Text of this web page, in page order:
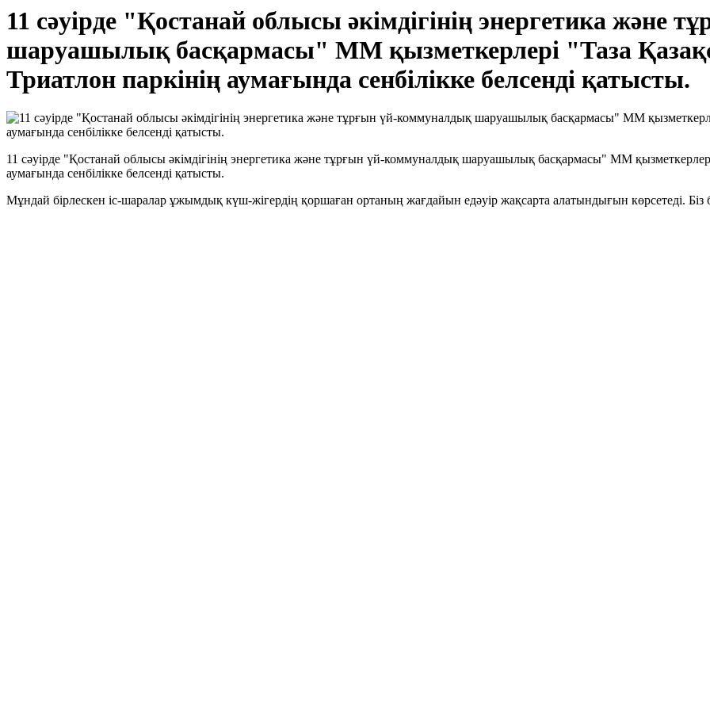
11 сәуірде "Қостанай облысы әкімдігінің энергетика және
шаруашылық басқармасы" ММ қызметкерлері "Таза
Триатлон паркінің аумағында сенбілікке белсенді қатысты.
11 сәуірде "Қостанай облысы әкімдігінің энергетика және тұрғын үй-коммуналдық шаруашылық басқармасы" ММ
аумағында сенбілікке белсенді қатысты.
Мұндай бірлескен іс-шаралар ұжымдық күш-жігердің қоршаған ортаның жағдайын едәуір жақсарта алатындығын көрсетеді. Біз